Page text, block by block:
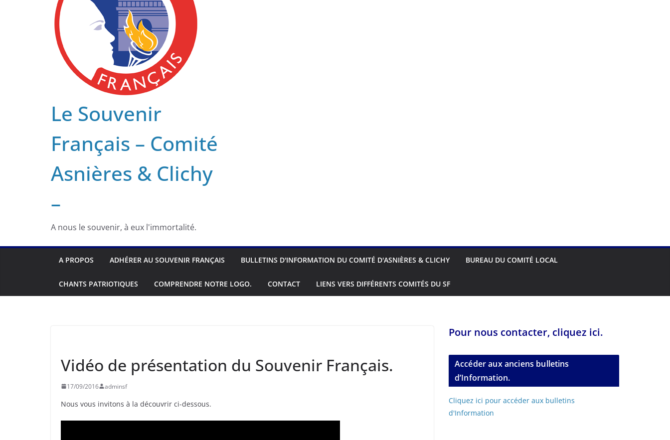
Le Souvenir
Français – Comité
Asnières & Clichy
–
A nous le souvenir, à eux l'immortalité.
A PROPOS ADHÉRER AU SOUVENIR FRANÇAIS BULLETINS D'INFORMATION DU COMITÉ D'ASNIÈRES & CLICHY BUREAU DU COMITÉ LOCAL
CHANTS PATRIOTIQUES COMPRENDRE NOTRE LOGO. CONTACT LIENS VERS DIFFÉRENTS COMITÉS DU SF
Vidéo de présentation du Souvenir Français.
17/09/2016 adminsf
Nous vous invitons à la découvrir ci-dessous.
Pour nous contacter, cliquez ici.
Accéder aux anciens bulletins
d’Information.
Cliquez ici pour accéder aux bulletins
d'Information